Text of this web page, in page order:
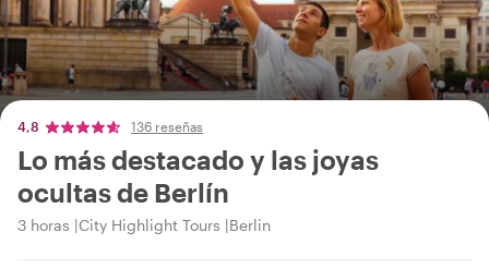
4,8 136 reseñas
Lo más destacado y las joyas
ocultas de Berlín
3 horas City Highlight Tours Berlin